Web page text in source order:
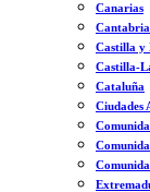
Canarias
Cantabria
Castilla y
Castilla-
Cataluña
Ciudades